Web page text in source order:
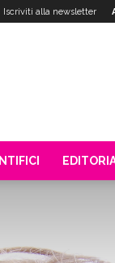
Iscriviti alla newsletter